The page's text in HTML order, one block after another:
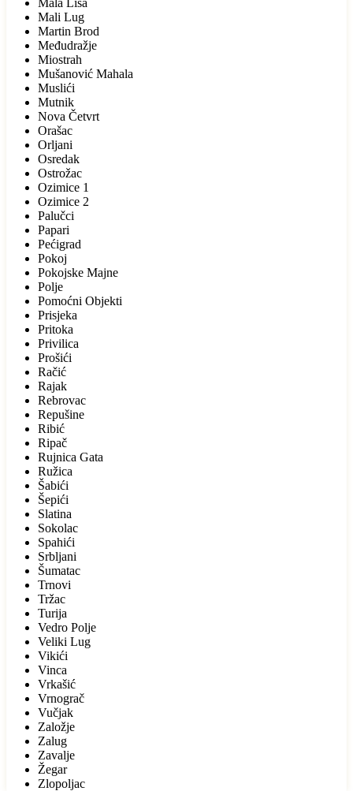
Mali Lug
Martin Brod
Međudražje
Miostrah
Mušanović Mahala
Muslići
Mutnik
Nova Četvrt
Orašac
Orljani
Osredak
Ostrožac
Ozimice 1
Ozimice 2
Palučci
Papari
Pećigrad
Pokoj
Pokojske Majne
Polje
Pomoćni Objekti
Prisjeka
Pritoka
Privilica
Prošići
Račić
Rajak
Rebrovac
Repušine
Ribić
Ripač
Rujnica Gata
Ružica
Šabići
Šepići
Slatina
Sokolac
Spahići
Srbljani
Šumatac
Trnovi
Tržac
Turija
Vedro Polje
Veliki Lug
Vikići
Vinca
Vrkašić
Vrnograč
Vučjak
Založje
Zalug
Zavalje
Žegar
Zlopoljac